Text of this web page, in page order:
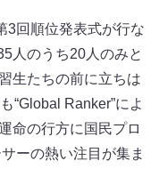
3回順位発表式が行な
人のうち20人のみと
生たちの前に立ちは
“Global Ranker”によ
命の行方に国民プロ
ーの熱い注目が集ま